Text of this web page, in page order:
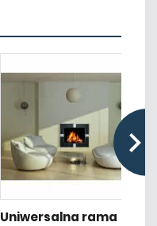
Uniwersalna rama